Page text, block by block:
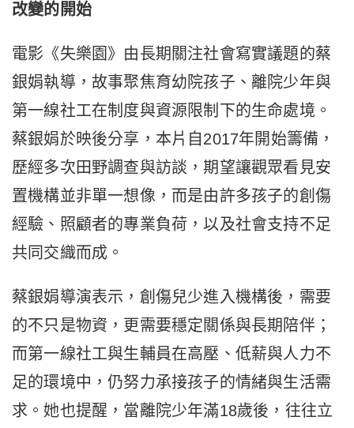
改變的開始
電影《失樂園》由長期關注社會寫實議題的蔡
銀娟執導，故事聚焦育幼院孩子、離院少年與
第一線社工在制度與資源限制下的生命處境。
蔡銀娟於映後分享，本片自2017年開始籌備，
歷經多次田野調查與訪談，期望讓觀眾看見安
置機構並非單一想像，而是由許多孩子的創傷
經驗、照顧者的專業負荷，以及社會支持不足
共同交織而成。
蔡銀娟導演表示，創傷兒少進入機構後，需要
的不只是物資，更需要穩定關係與長期陪伴；
而第一線社工與生輔員在高壓、低薪與人力不
足的環境中，仍努力承接孩子的情緒與生活需
求。她也提醒，當離院少年滿18歲後，往往立